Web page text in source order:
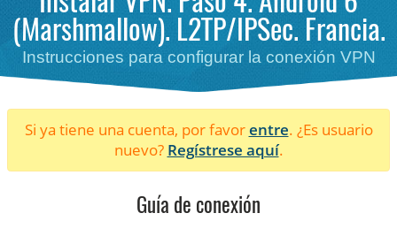
(Marshmallow). L2TP/IPSec. Francia.
Instrucciones para configurar la conexión VPN
Si ya tiene una cuenta, por favorentre. ¿Es usuario
nuevo? Regístrese aquí.
Guía de conexión